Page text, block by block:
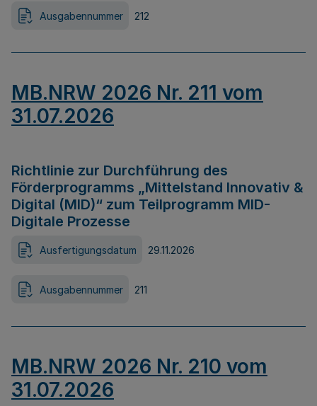
Ausgabennummer 212
MB.NRW 2026 Nr. 211 vom
31.07.2026
Richtlinie zur Durchführung des
Förderprogramms „Mittelstand Innovativ &
Digital (MID)“ zum Teilprogramm MID-
Digitale Prozesse
Ausfertigungsdatum 29.11.2026
Ausgabennummer 211
MB.NRW 2026 Nr. 210 vom
31.07.2026